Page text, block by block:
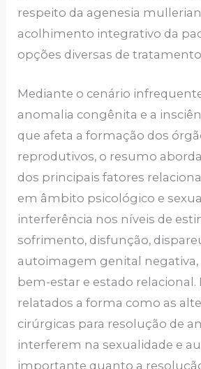
respeito da agenesia
acolhimento integrativo da
opções diversas de
Mediante o cenário
anomalia congênita e a
que afeta a formação dos
reprodutivos, o resumo
dos principais fatores
em âmbito psicológico e
interferência nos níveis de
sofrimento, disfunção,
autoimagem genital
bem-estar e estado relacional.
relatados a forma como as
cirúrgicas para resolução de
interferem na sexualidade e
importante quanto a